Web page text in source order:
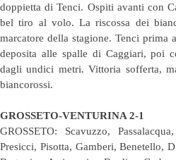
doppietta di Tenci. Ospiti avanti con
bel tiro al volo. La riscossa dei
marcatore della stagione. Tenci prima
deposita alle spalle di Caggiari, poi
dagli undici metri. Vittoria sofferta,
biancorossi.
GROSSETO-VENTURINA 2-1
GROSSETO: Scavuzzo,
Presicci, Pisotta, Gamberi, Benetello,